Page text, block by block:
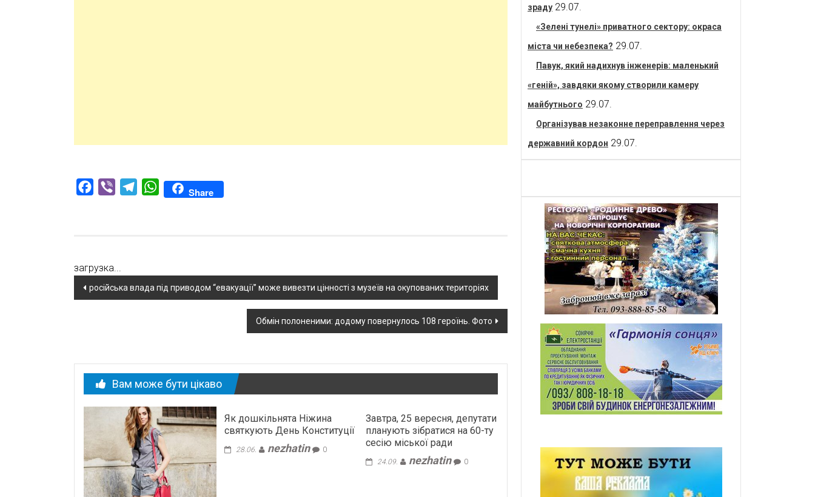
Facebook
Viber TelegramWhatsAppShare
загрузка...
Навігація
російська влада під приводом “евакуації” може вивезти цінності з музеїв на окупованих територіях
Обмін полоненими: додому повернулось 108 героїнь. Фото
Вам може бути цікаво
Як дошкільнята Ніжина
святкують День Конституції
28.06. nezhatin 0
Завтра, 25 вересня, депутати
планують зібратися на 60-ту
сесію міської ради
24.09. nezhatin 0
зраду 29.07.
«Зелені тунелі» приватного сектору: окраса
міста чи небезпека? 29.07.
Павук, який надихнув інженерів: маленький
«геній», завдяки якому створили камеру
майбутнього 29.07.
Організував незаконне переправлення через
державний кордон 29.07.